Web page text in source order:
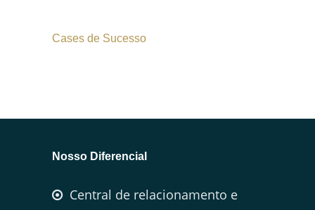
Cases de Sucesso
Nosso Diferencial
Central de relacionamento e